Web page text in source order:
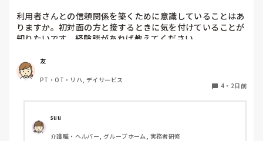
利用者さんとの信頼関係を築くために意識していることはあ
りますか。初対面の方と接するときに気を付けていることが
知りたいです。経験談があれば教えてください。
友
PT・OT・リハ, デイサービス
4 ・ 2日前
suu
介護職・ヘルパー, グループホーム, 実務者研修